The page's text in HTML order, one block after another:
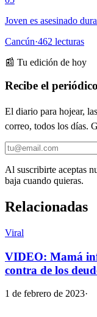
Joven es asesinado
Cancún·462 lecturas
📰 Tu edición de hoy
Recibe el
El diario para hojear,
correo, todos los días.
Al suscribirte aceptas
baja cuando quieras.
Relacionadas
Viral
VIDEO: Mamá
contra de los
1 de febrero de 2023·